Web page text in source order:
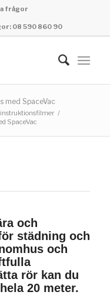
frågor
08 590 860 90
med SpaceVac
instruktionsfilmer /
SpaceVac
och
städning och
och
rör kan du
20 meter.